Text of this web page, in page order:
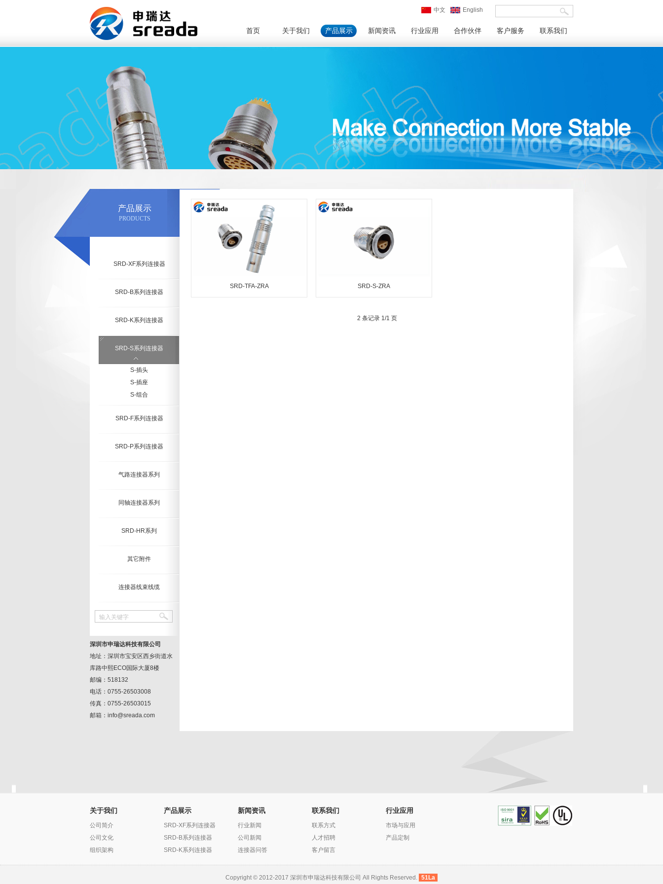
中文 English
首页 关于我们 产品展示 新闻资讯 行业应用 合作伙伴 客户服务 联系我们
产品展示
PRODUCTS
SRD-XF系列连接器
SRD-B系列连接器
SRD-K系列连接器
SRD-S系列连接器
S-插头
S-插座
S-组合
SRD-F系列连接器
SRD-P系列连接器
气路连接器系列
同轴连接器系列
SRD-HR系列
其它附件
连接器线束线缆
输入关键字
深圳市申瑞达科技有限公司
地址：深圳市宝安区西乡街道水
库路中熙ECO国际大厦8楼
邮编：518132
电话：0755-26503008
传真：0755-26503015
邮箱：info@sreada.com
SRD-TFA-ZRA SRD-S-ZRA
2 条记录 1/1 页
关于我们
公司简介
公司文化
组织架构
产品展示
SRD-XF系列连接器
SRD-B系列连接器
SRD-K系列连接器
新闻资讯
行业新闻
公司新闻
连接器问答
联系我们
联系方式
人才招聘
客户留言
行业应用
市场与应用
产品定制
Copyright © 2012-2017 深圳市申瑞达科技有限公司 All Rights Reserved. 51La